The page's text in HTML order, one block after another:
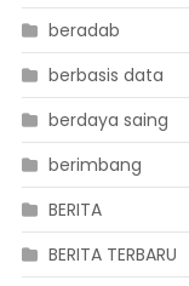
beradab
berbasis data
berdaya saing
berimbang
BERITA
BERITA TERBARU